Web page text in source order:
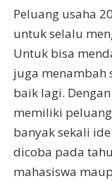
Peluang usaha
untuk selalu
Untuk bisa
juga menambah
baik lagi.
memiliki
banyak sekali
dicoba pada
mahasiswa